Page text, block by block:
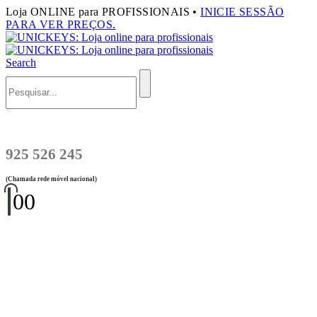
Loja ONLINE para PROFISSIONAIS •INICIE SESSÃO
PARA VER PREÇOS.
Search
925 526 245
(Chamada rede móvel nacional)
00